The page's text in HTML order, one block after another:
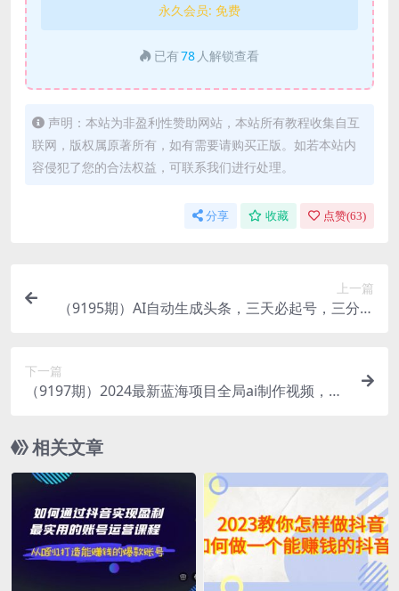
永久会员: 免费
已有78 人解锁查看
声明：本站为非盈利性赞助网站，本站所有教程收集自互
联网，版权属原著所有，如有需要请购买正版。如若本站内
容侵犯了您的合法权益，可联系我们进行处理。
分享 收藏 点赞(63)
上一篇
（9195期）AI自动生成头条，三天必起号，三分钟
下一篇
（9197期）2024最新蓝海项目全局ai制作视频，小
相关文章